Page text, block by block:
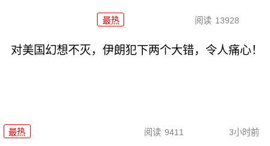
最热 阅读 13928
对美国幻想不灭，伊朗犯下两个大错，令人痛心！
最热 阅读 9411 3小时前